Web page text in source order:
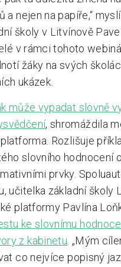
a nejen na papíře,“
školy v Litvínově
v rámci tohoto
žáky na svých
ukázek.
může vypadat slovně
, shromáždila
Rozlišuje
slovního hodnocení
prvky.
učitelka základní školy
platformy Pavlína
ke slovnímu
z kabinetu. „Mým
co nejvíce popisný